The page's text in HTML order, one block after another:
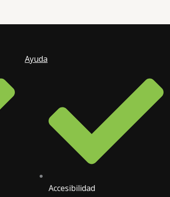
Ayuda
Accesibilidad